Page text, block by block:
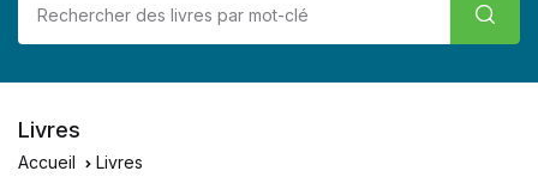
Livres
Accueil Livres